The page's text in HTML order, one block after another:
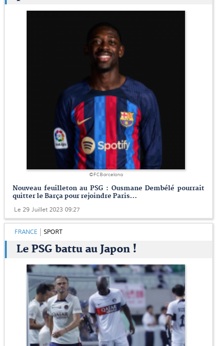
©FCBarcelona
Nouveau feuilleton au PSG : Ousmane Dembélé pourrait
quitter le Barça pour rejoindre Paris...
Le 29 Juillet 2023 09:27
FRANCE SPORT
Le PSG battu au Japon !